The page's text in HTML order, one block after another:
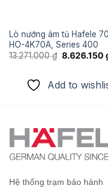
Lò nướng âm tủ Hafele
HO-4K70A, Series 400
13.271.000₫ Giá
13.271.000 ₫.
8.626.150
Add to
₫.
Hệ thống trạm bảo hành